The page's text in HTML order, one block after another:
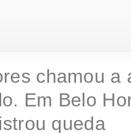
chamou a
Em Belo
queda